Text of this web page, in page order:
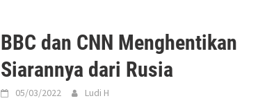
BBC dan CNN Menghentikan
Siarannya dari Rusia
05/03/2022 Ludi H